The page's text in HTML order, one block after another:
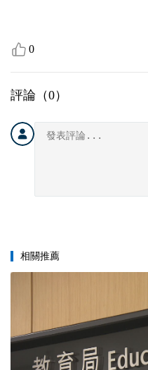
0
評論（0）
相關推薦